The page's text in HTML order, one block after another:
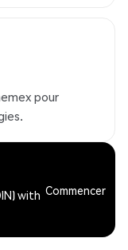
pour
with Commencer